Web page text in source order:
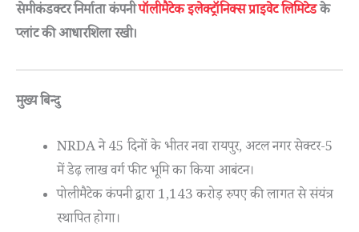
सेमीकंडक्टर निर्माता कंपनीपॉलीमैटेक इलेक्ट्रॉनिक्स प्राइवेट लिमिटेडके
प्लांट की आधारशिला रखी।
मुख्‍य बिन्दु
NRDA ने 45 दिनों के भीतर नवा रायपुर, अटल नगर सेक्टर-5
में डेढ़ लाख वर्ग फीट भूमि का किया आबंटन।
पोलीमैटेक कंपनी द्वारा 1,143 करोड़ रुपए की लागत से संयंत्र
स्थापित होगा।